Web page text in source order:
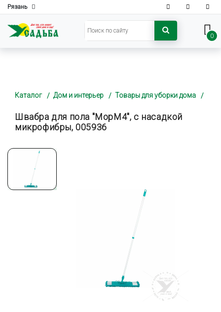
Рязань
0
Каталог Дом и интерьер Товары для уборки дома
Швабра для пола "MopM4", с насадкой
микрофибры, 005936